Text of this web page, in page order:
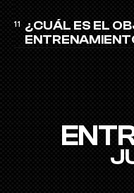
11 ¿CUÁL ES EL